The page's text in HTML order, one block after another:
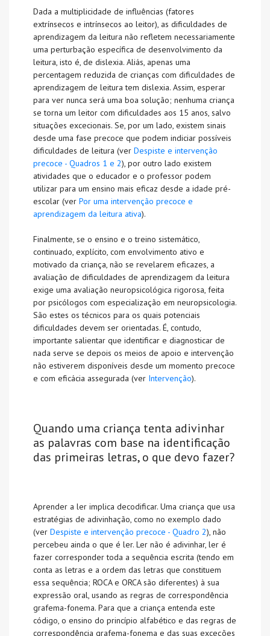
Dada a multiplicidade de influências (fatores
extrínsecos e intrínsecos ao leitor), as dificuldades de
aprendizagem da leitura não refletem necessariamente
uma perturbação específica de desenvolvimento da
leitura, isto é, de dislexia. Aliás, apenas uma
percentagem reduzida de crianças com dificuldades de
aprendizagem de leitura tem dislexia. Assim, esperar
para ver nunca será uma boa solução; nenhuma criança
se torna um leitor com dificuldades aos 15 anos, salvo
situações excecionais. Se, por um lado, existem sinais
desde uma fase precoce que podem indiciar possíveis
dificuldades de leitura (ver Despiste e intervenção
precoce - Quadros 1 e 2), por outro lado existem
atividades que o educador e o professor podem
utilizar para um ensino mais eficaz desde a idade pré-
escolar (ver Por uma intervenção precoce e
aprendizagem da leitura ativa).
Finalmente, se o ensino e o treino sistemático,
continuado, explícito, com envolvimento ativo e
motivado da criança, não se revelarem eficazes, a
avaliação de dificuldades de aprendizagem da leitura
exige uma avaliação neuropsicológica rigorosa, feita
por psicólogos com especialização em neuropsicologia.
São estes os técnicos para os quais potenciais
dificuldades devem ser orientadas. É, contudo,
importante salientar que identificar e diagnosticar de
nada serve se depois os meios de apoio e intervenção
não estiverem disponíveis desde um momento precoce
e com eficácia assegurada (ver Intervenção).
Quando uma criança tenta adivinhar
as palavras com base na identificação
das primeiras letras, o que devo fazer?
Aprender a ler implica decodificar. Uma criança que usa
estratégias de adivinhação, como no exemplo dado
(ver Despiste e intervenção precoce - Quadro 2), não
percebeu ainda o que é ler. Ler não é adivinhar, ler é
fazer corresponder toda a sequência escrita (tendo em
conta as letras e a ordem das letras que constituem
essa sequência; ROCA e ORCA são diferentes) à sua
expressão oral, usando as regras de correspondência
grafema-fonema. Para que a criança entenda este
código, o ensino do princípio alfabético e das regras de
correspondência grafema-fonema e das suas exceções